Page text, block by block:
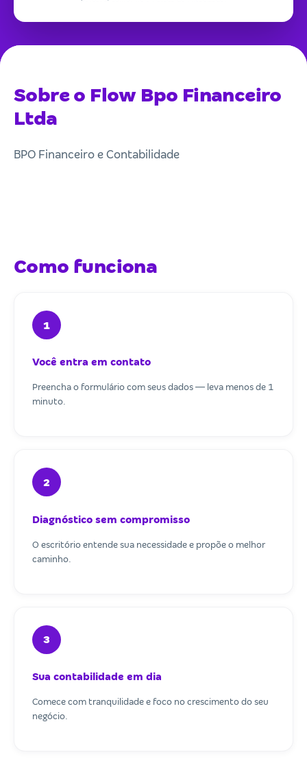
Sobre o Flow Bpo Financeiro
Ltda
BPO Financeiro e Contabilidade
Como funciona
1
Você entra em contato
Preencha o formulário com seus dados — leva menos de 1
minuto.
2
Diagnóstico sem compromisso
O escritório entende sua necessidade e propõe o melhor
caminho.
3
Sua contabilidade em dia
Comece com tranquilidade e foco no crescimento do seu
negócio.